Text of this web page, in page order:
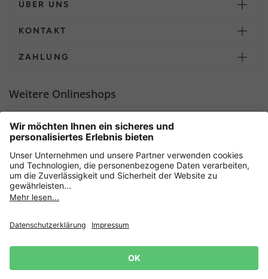
ÜBER UNS
KONTAKT
ZAHLUNG
Weitere Onlineshops
Sicher einkaufen mit
Widerrufsrecht
Impressum
Newsletter
Jetzt